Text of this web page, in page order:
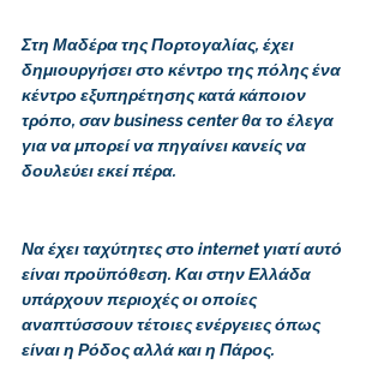
Στη Μαδέρα της Πορτογαλίας, έχει
δημιουργήσει στο κέντρο της πόλης ένα
κέντρο εξυπηρέτησης κατά κάποιον
τρόπο, σαν business center θα το έλεγα
για να μπορεί να πηγαίνει κανείς να
δουλεύει εκεί πέρα.
Να έχει ταχύτητες στο internet γιατί αυτό
είναι προϋπόθεση. Και στην Ελλάδα
υπάρχουν περιοχές οι οποίες
αναπτύσσουν τέτοιες ενέργειες όπως
είναι η Ρόδος αλλά και η Πάρος.